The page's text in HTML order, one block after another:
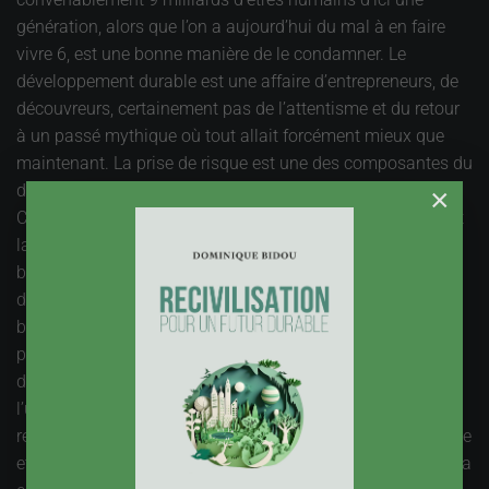
génération, alors que l’on a aujourd’hui du mal à en faire
vivre 6, est une bonne manière de le condamner. Le
développement durable est une affaire d’entrepreneurs, de
découvreurs, certainement pas de l’attentisme et du retour
à un passé mythique où tout allait forcément mieux que
maintenant. La prise de risque est une des composantes du
développement durable, tout comme la responsabilité.
C’est l’inverse du parapluie. Et le principe de précaution est
la traduction opérationnelle, parfois délicate, bien sûr, du
besoin d’encadrer les processus d’innovation. Il y a bien
des adeptes du développement durable nostalgiques du
bon vieux temps, qui ont tôt fait de sortir le principe de
précaution au moindre changement dans leurs systèmes
de référence. Tout changement comporte un risque, et
l’usage abusif du principe de précaution conforte les
résistances au changement, alors que celui-ci est inévitable
et qu’il vaut mieux le construire soi-même que le subir. Il y a
×